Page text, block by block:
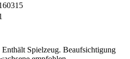
Spielzeug. Beaufsichtigung